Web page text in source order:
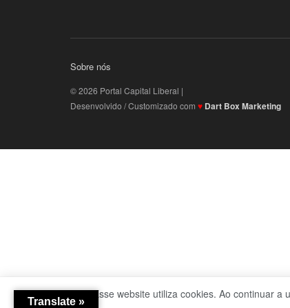
Sobre nós
© 2026 Portal Capital Liberal |
Desenvolvido / Customizado com ♥ Dart Box Marketing
Translate »
Esse website utiliza cookies. Ao continuar a